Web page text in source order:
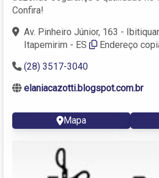
Confira!
Av. Pinheiro Júnior, 163 -
Itapemirim - ES
Endereço
(28) 3517-3040
elaniacazotti.blogspot.com.br
Mapa